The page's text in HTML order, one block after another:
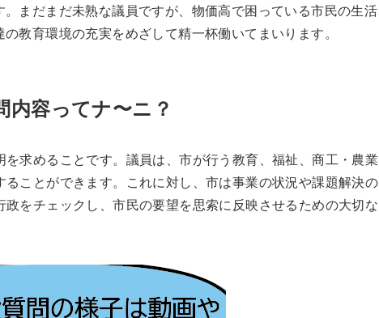
まだまだ未熟な議員ですが、物価高で困っている市民の生活
教育環境の充実をめざして精一杯働いてまいります。
内容ってナ〜ニ ？
求めることです。議員は、市が行う教育、福祉、商工・農業
ことができます。これに対し、市は事業の状況や課題解決の
をチェックし、市民の要望を思索に反映させるための大切な